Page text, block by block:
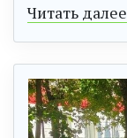
Читать далее